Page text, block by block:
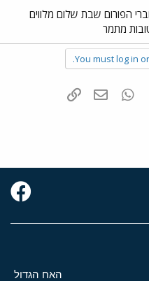
הפורום שבת שלום מלווים
מתמר
You must log in
Tumblr
WhatsAppדואר אלקטרוני
האח הגדול